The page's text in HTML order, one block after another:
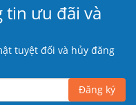
tin ưu đãi và
tuyệt đối và hủy đăng
Đăng ký